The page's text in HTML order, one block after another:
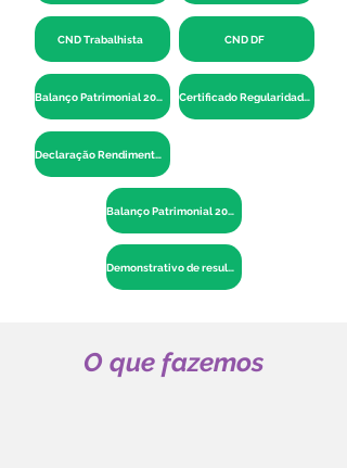
CND Trabalhista CND DF
Balanço Patrimonial 2022 Certificado Regularidadedo FGTS
Declaração Rendimentos AMAVI
Balanço Patrimonial 2024
Demonstrativo de resultado 2024
O que fazemos